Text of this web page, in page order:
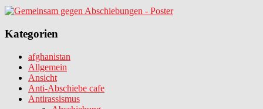
Kategorien
afghanistan
Allgemein
Ansicht
Anti-Abschiebe cafe
Antirassismus